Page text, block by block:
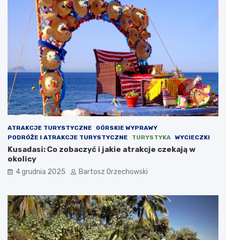
ATRAKCJE TURYSTYCZNE
GÓRSKIE WYPRAWY
PODRÓŻE I ATRAKCJE TURYSTYCZNE
TURYSTYKA WYCIECZKI
Kusadasi: Co zobaczyć i jakie atrakcje czekają w
okolicy
4 grudnia 2025 Bartosz Orzechowski